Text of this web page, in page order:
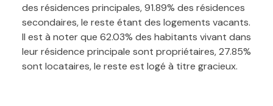
des résidences principales, 91.89% des résidences
secondaires, le reste étant des logements vacants.
Il est à noter que 62.03% des habitants vivant dans
leur résidence principale sont propriétaires, 27.85%
sont locataires, le reste est logé à titre gracieux.